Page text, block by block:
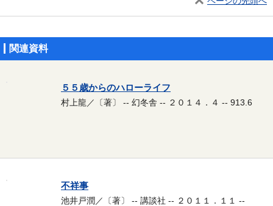
関連資料
５５歳からのハローライフ
村上龍／〔著〕 -- 幻冬舎 -- ２０１４．４ -- 913.6
不祥事
池井戸潤／〔著〕 -- 講談社 -- ２０１１．１１ --